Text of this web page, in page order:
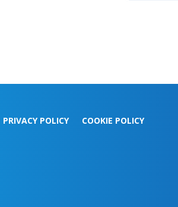
PRIVACY POLICY COOKIE POLICY